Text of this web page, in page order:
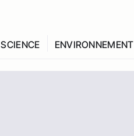
SCIENCE ENVIRONNEMENT